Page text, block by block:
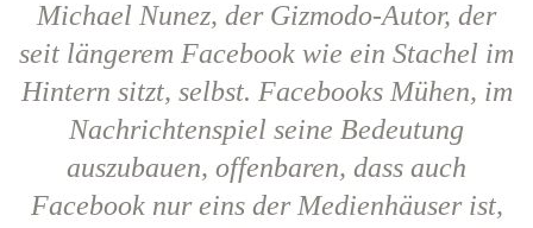
Michael Nunez, der Gizmodo-Autor, der
seit längerem Facebook wie ein Stachel im
Hintern sitzt, selbst. Facebooks Mühen, im
Nachrichtenspiel seine Bedeutung
auszubauen, offenbaren, dass auch
Facebook nur eins der Medienhäuser ist,